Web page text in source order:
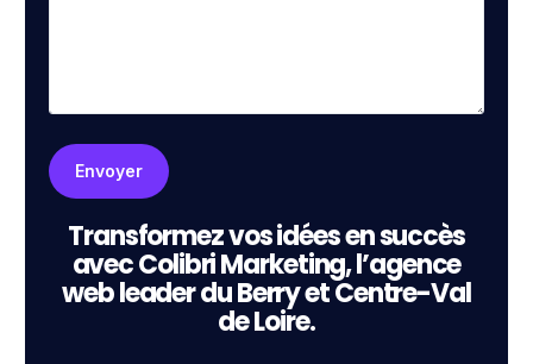
Transformez vos idées en succès
avec Colibri Marketing, l’agence
web leader du Berry et Centre-Val
de Loire.